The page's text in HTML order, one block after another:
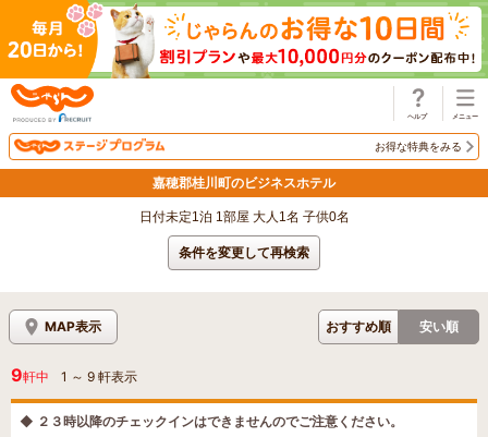
お得な特典をみる
嘉穂郡桂川町のビジネスホテル
日付未定1泊 1部屋 大人1名 子供0名
条件を変更して再検索
MAP表示 おすすめ順 安い順
9軒中 1 ～ 9 軒表示
◆ ２３時以降のチェックインはできませんのでご注意ください。